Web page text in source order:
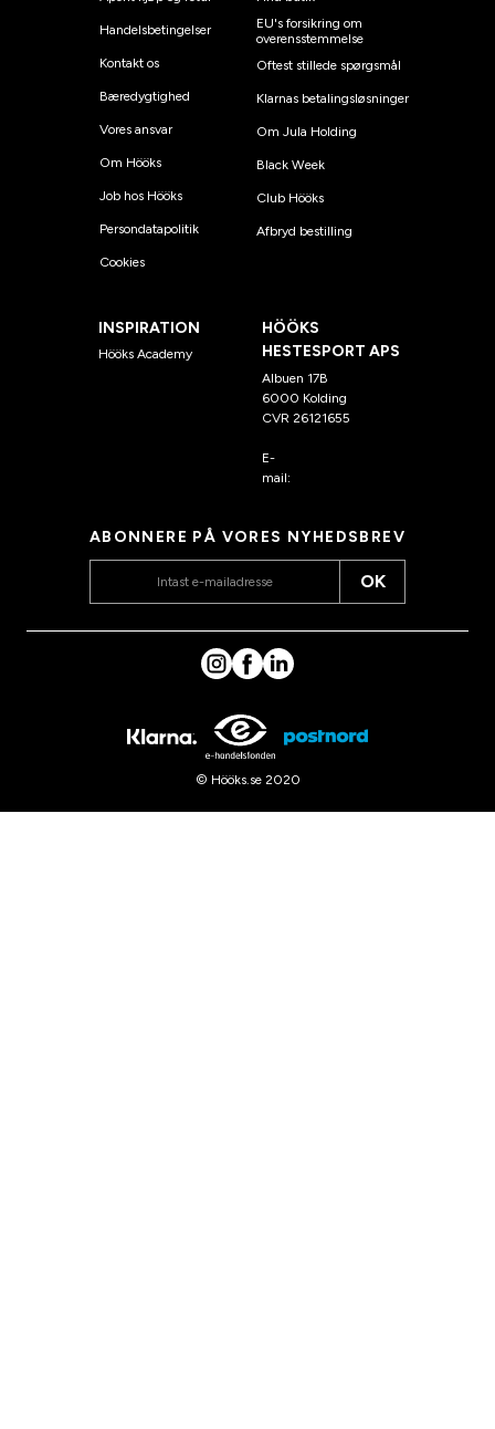
Handelsbetingelser
Kontakt os
Bæredygtighed
Vores ansvar
Om Hööks
Job hos Hööks
Persondatapolitik
Cookies
EU's forsikring om
overensstemmelse
Oftest stillede spørgsmål
Klarnas betalingsløsninger
Om Jula Holding
Black Week
Club Hööks
Afbryd bestilling
INSPIRATION
Hööks Academy
HÖÖKS
HESTESPORT APS
Albuen 17B
6000 Kolding
CVR 26121655
E-
mail:
ABONNERE PÅ VORES NYHEDSBREV
OK
© Hööks.se 2020